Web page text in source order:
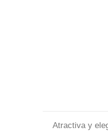
Atractiva y